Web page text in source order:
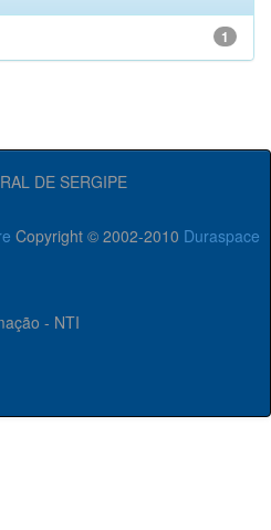
1
DE SERGIPE
Copyright © 2002-2010 Duraspace
- NTI